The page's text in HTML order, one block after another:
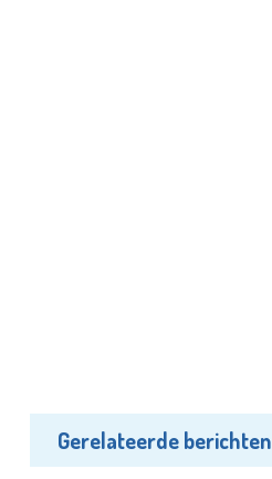
Gerelateerde berichten